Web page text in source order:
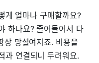
게 얼마나 구매할까요?
하나요? 줄어들어서 다
상 망설여지죠. 비용을
과 연결되니 두려워요.